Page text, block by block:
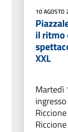
10 AGOSTO
il ritmo
XXL
Martedì